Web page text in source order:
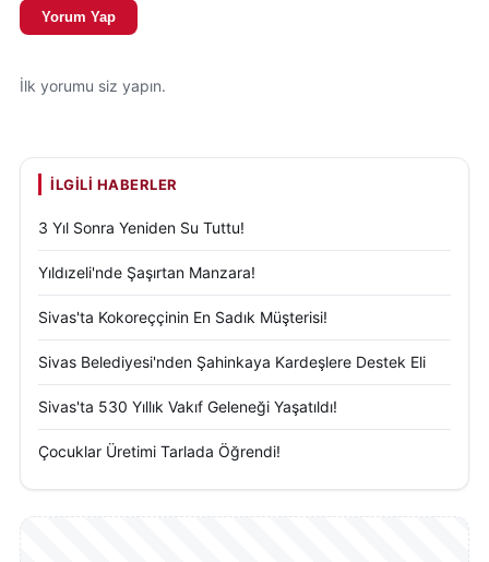
Yaklaşık bir asra yaklaşan geçmişiyle TÜRASAŞ
katkısıyla değil, simgesel yapılarıyla da anılıyor. 44
yapısıyla hem üretim disiplininin hem de kurumsal
sürekliliğin sembolü olarak varlığını sürdürüyor.
Bugün hâlâ mesai başlangıcını, mola saatlerini ve iş
bitimini belirleyen saat ve boru sesi, modern zaman
ölçüm sistemlerine rağmen işlevini koruyor. Bu
yönüyle kule, geçmiş ile bugün arasında kurulan
güçlü bir bağ olarak değerlendiriliyor.
Sivas’ın sanayi tarihinde özel bir yere sahip olan bu
yapı, kentin hafızasında yaşamaya devam ediyor.
simgelerinden biri olarak önemini koruyor.
Yorum Yap
İlk yorumu siz yapın.
İLGILI HABERLER
3 Yıl Sonra Yeniden Su Tuttu!
Yıldızeli'nde Şaşırtan Manzara!
Sivas'ta Kokoreççinin En Sadık Müşterisi!
Sivas Belediyesi'nden Şahinkaya Kardeşlere Destek Eli
Sivas'ta 530 Yıllık Vakıf Geleneği Yaşatıldı!
Çocuklar Üretimi Tarlada Öğrendi!